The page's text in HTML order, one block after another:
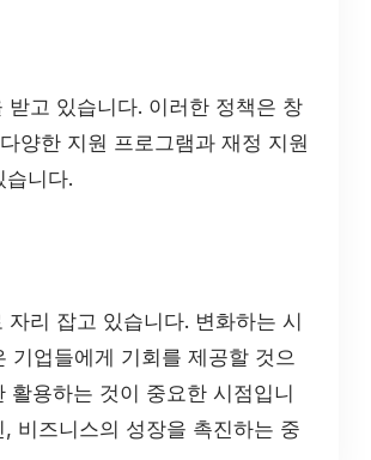
고 있습니다. 이러한 정책은 창
양한 지원 프로그램과 재정 지원
니다.
리 잡고 있습니다. 변화하는 시
기업들에게 기회를 제공할 것으
용하는 것이 중요한 시점입니
비즈니스의 성장을 촉진하는 중